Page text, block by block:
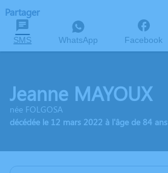
Partager
SMS WhatsApp Facebook
Jeanne MAYOUX
née FOLGOSA
décédée le 12 mars 2022 à l'âge de 84 ans